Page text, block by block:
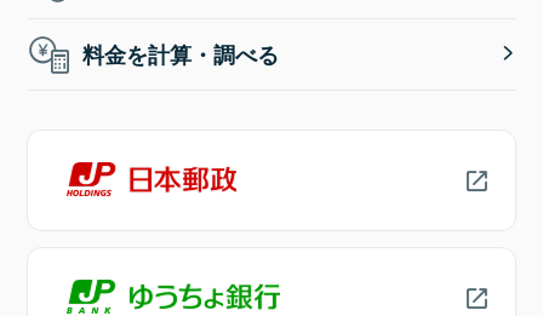
料金を計算・調べる